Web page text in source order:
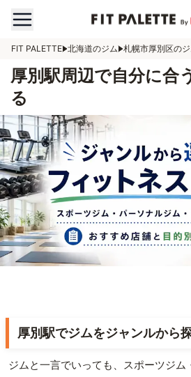
FIT PALETTE 北海道のジム 札幌市厚別区の
厚別駅周辺で自分に合
る
厚別駅でジムをジャンルから
ジムと一言でいっても、スポーツジム